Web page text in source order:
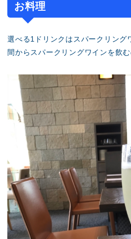
お料理
選べる1ドリンクはスパークリング
間からスパークリングワインを飲